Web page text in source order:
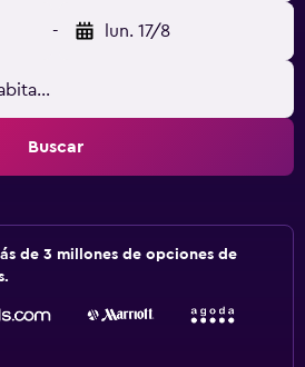
- lun. 17/8
Buscar
de 3 millones de opciones de